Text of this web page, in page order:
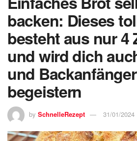
backen: Dieses
besteht aus nur 4
und wird dich
und
begeistern
by SchnelleRezept 31/01/2024